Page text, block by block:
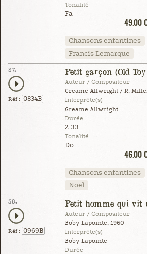
Tonalité
Fa
49.00
Chansons enfantines
Francis Lemarque
37.
Réf : 0834B
Petit garçon (Old
Auteur / Compositeur
Greame Allwright / R.
Interprète(s)
Greame Allwright
Durée
2:33
Tonalité
Do
46.00
Chansons enfantines
Noël
38.
Réf : 0969B
Petit homme qui vit
Auteur / Compositeur
Boby Lapointe, 1960
Interprète(s)
Boby Lapointe
Durée